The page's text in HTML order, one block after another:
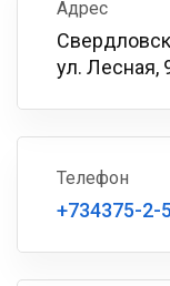
Адрес
ул. Лесная,
Телефон
+734375-2-